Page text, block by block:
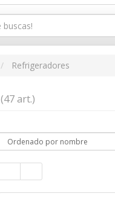
Refrigeradores
(47 art.)